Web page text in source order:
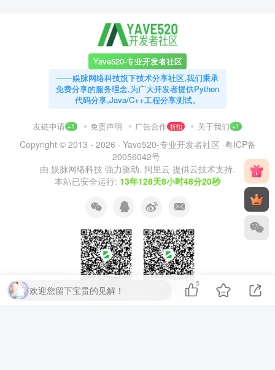
Yave520-专业开发者社区
——娱脉网络科技旗下技术分享社区,我们秉承
免费分享的服务理念,为广大开发者提供Python
代码分享,Java/C++工程分享测试。
友链申请 +1 免责声明 广告合作 折扣 关于我们 +1
Copyright © 2013 - 2026 · Yave520-专业开发者社区 ·粤ICP备
20056042号
由 娱脉网络科技 强力驱动. 阿里云 提供云技术支持.
本站已安全运行: 13年128天8小时48分21秒
扫码加QQ群 扫码加微信
欢迎您留下宝贵的见解！
5